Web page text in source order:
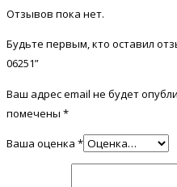
Отзывов пока нет.
Будьте первым, кто оставил
06251”
Ваш адрес email не будет
помечены *
Ваша оценка *